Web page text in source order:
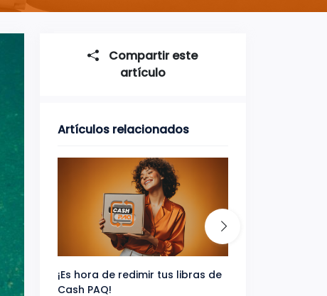
Compartir este
artículo
Artículos relacionados
¡Es hora de redimir tus libras de
Cash PAQ!